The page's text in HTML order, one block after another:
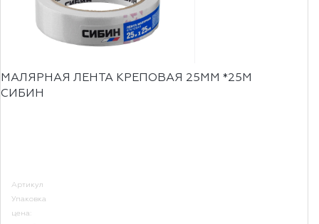
МАЛЯРНАЯ ЛЕНТА КРЕПОВАЯ 25ММ *25М
СИБИН
Артикул
Упаковка
цена: